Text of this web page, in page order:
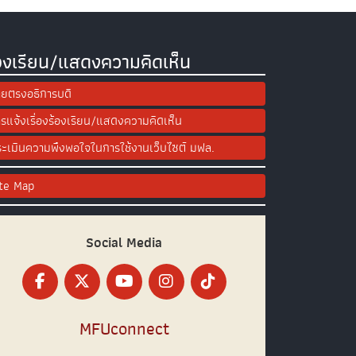
เรียน/แสดงความคิดเห็น
ตรงอธิการบดี
แจ้งเรื่องร้องเรียน/แสดงความคิดเห็น
เมินความพึงพอใจในการใช้งานเว็บไซต์ มฟล.
Map
Social Media
MFUconnect